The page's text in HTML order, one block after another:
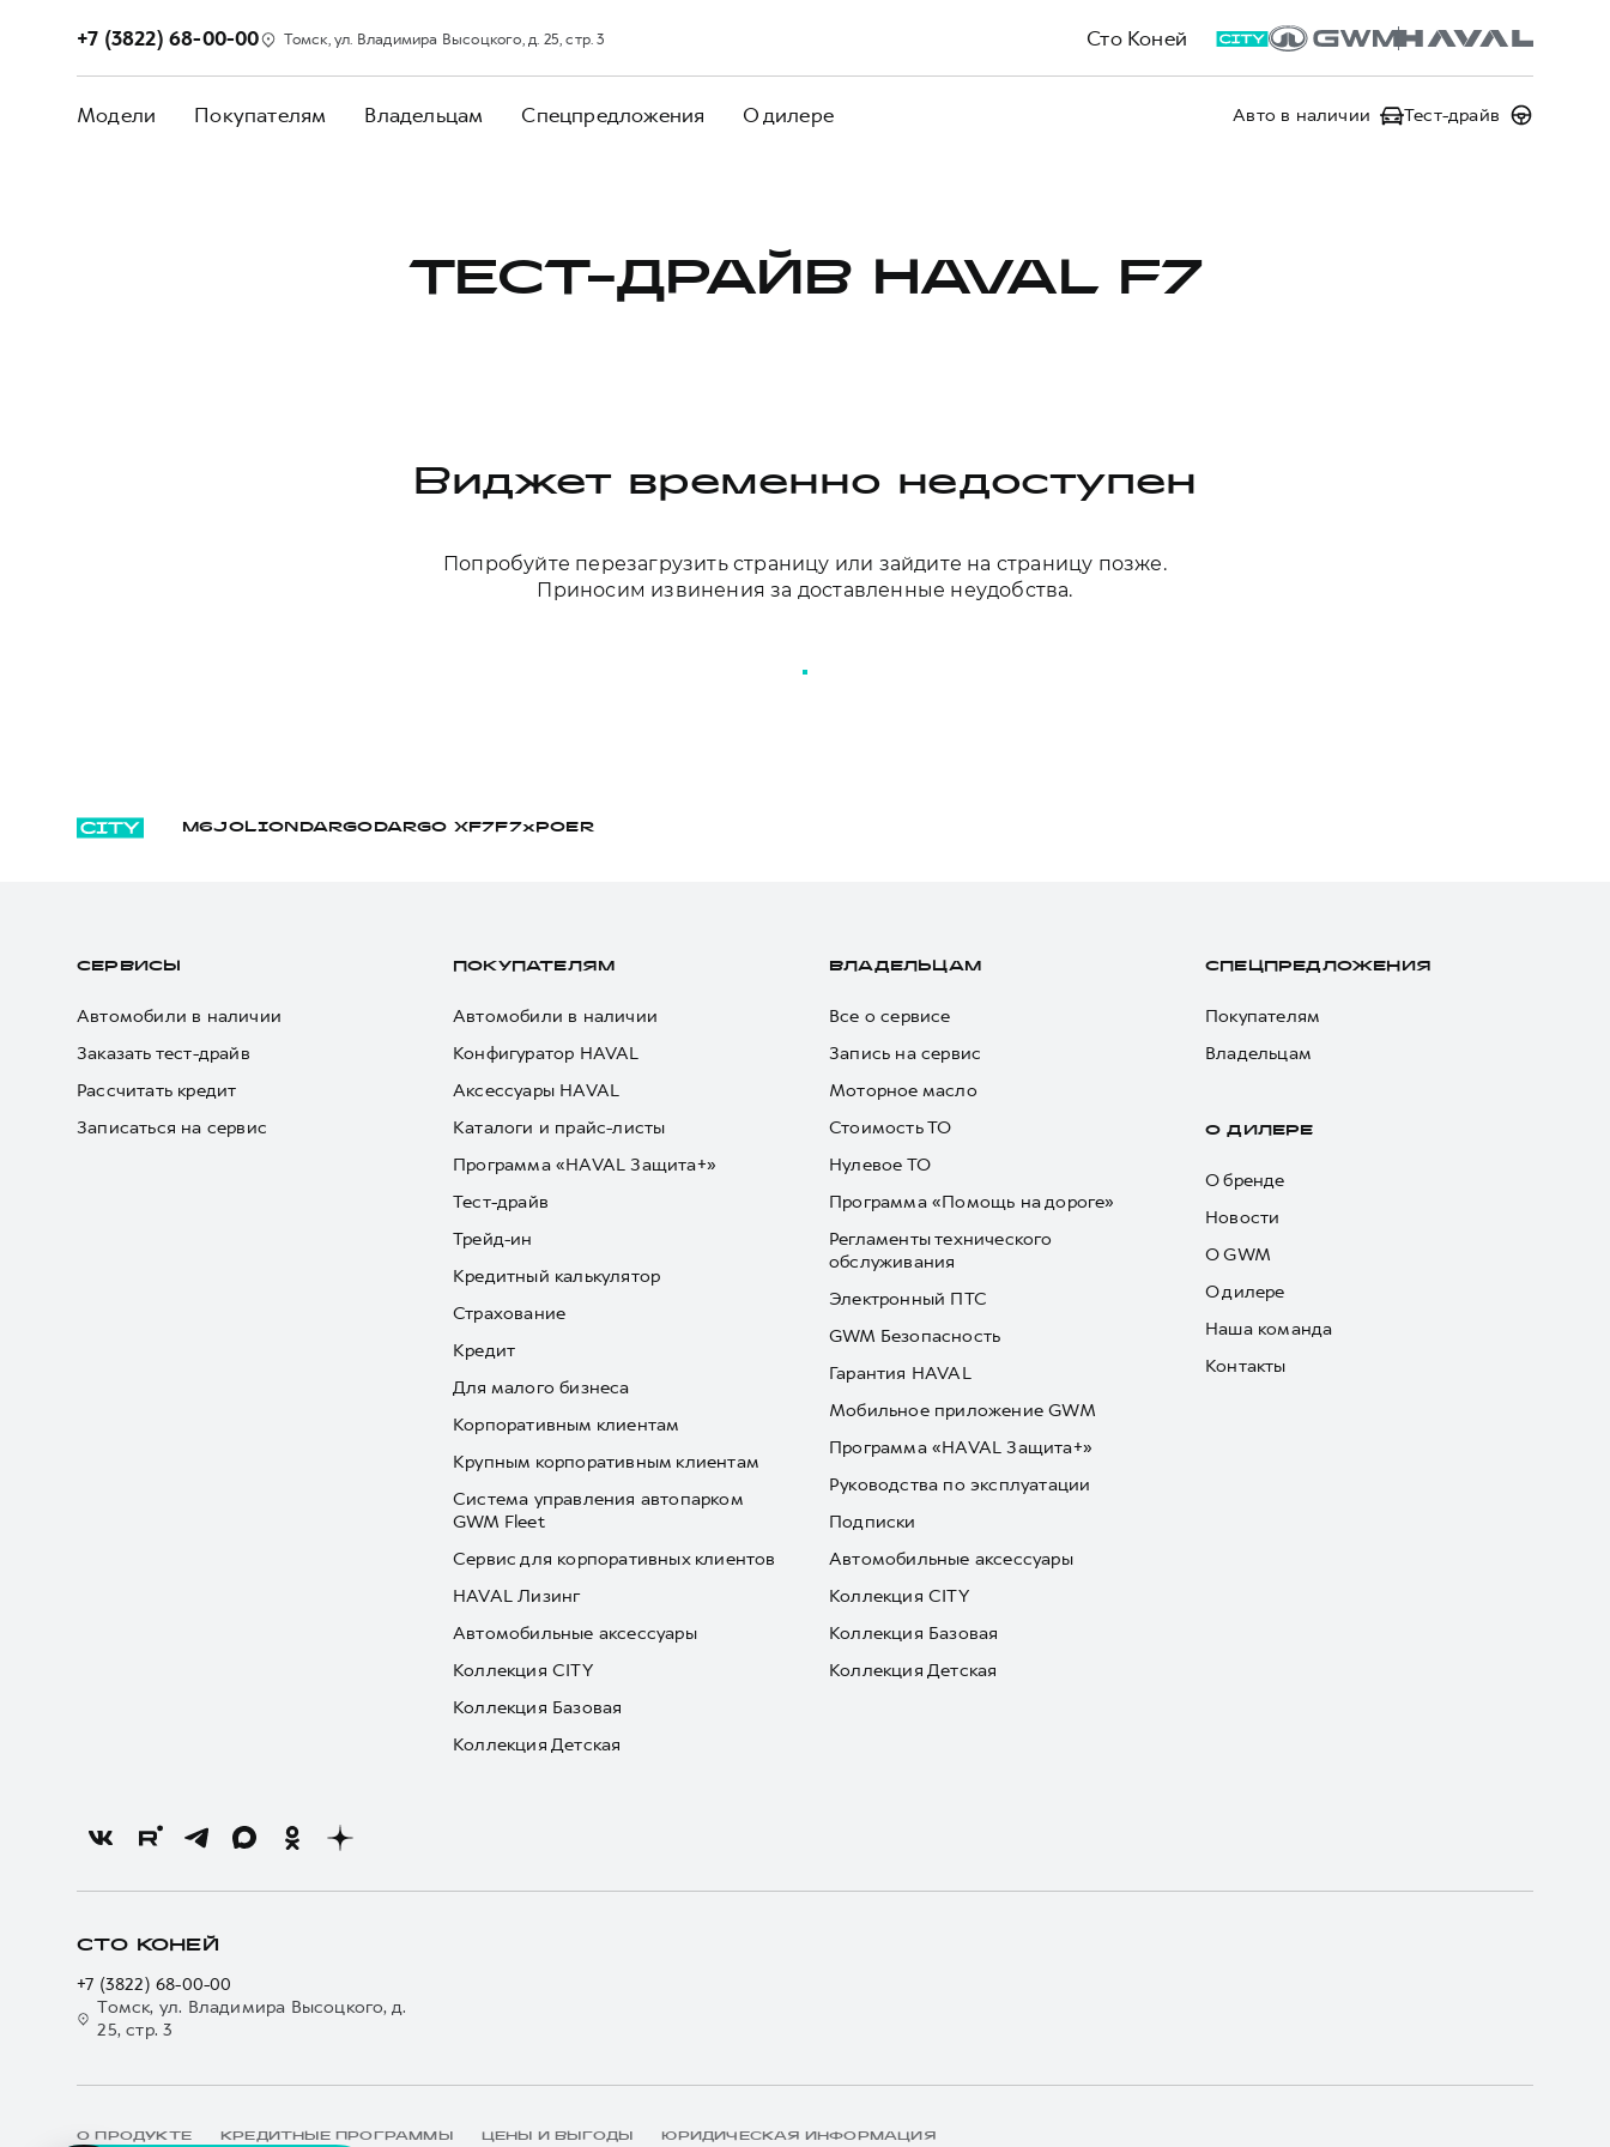
Сто Коней
+7 (3822) 68-00-00 Томск, ул. Владимира Высоцкого, д. 25, стр. 3
Модели Покупателям Владельцам Спецпредложения О дилере Авто в наличии Тест-драйв
ТЕСТ-ДРАЙВ HAVAL F7
Виджет временно недоступен
Попробуйте перезагрузить страницу или зайдите на страницу позже.
Приносим извинения за доставленные неудобства.
ПЕРЕЗАГРУЗИТЬ СТРАНИЦУ
M6JOLION DARGO DARGO Х F7 F7x POER
СЕРВИСЫ
Автомобили в наличии
Заказать тест-драйв
Рассчитать кредит
Записаться на сервис
ПОКУПАТЕЛЯМ
Автомобили в наличии
Конфигуратор HAVAL
Аксессуары HAVAL
Каталоги и прайс-листы
Программа «HAVAL Защита+»
Тест-драйв
Трейд-ин
Кредитный калькулятор
Страхование
Кредит
Для малого бизнеса
Корпоративным клиентам
Крупным корпоративным клиентам
Система управления автопарком
GWM Fleet
Сервис для корпоративных клиентов
HAVAL Лизинг
Автомобильные аксессуары
Коллекция CITY
Коллекция Базовая
Коллекция Детская
ВЛАДЕЛЬЦАМ
Все о сервисе
Запись на сервис
Моторное масло
Стоимость ТО
Нулевое ТО
Программа «Помощь на дороге»
Регламенты технического
обслуживания
Электронный ПТС
GWM Безопасность
Гарантия HAVAL
Мобильное приложение GWM
Программа «HAVAL Защита+»
Руководства по эксплуатации
Подписки
Автомобильные аксессуары
Коллекция CITY
Коллекция Базовая
Коллекция Детская
СПЕЦПРЕДЛОЖЕНИЯ
Покупателям
Владельцам
О ДИЛЕРЕ
О бренде
Новости
О GWM
О дилере
Наша команда
Контакты
СТО КОНЕЙ
+7 (3822) 68-00-00
Томск, ул. Владимира Высоцкого, д.
25, стр. 3
О ПРОДУКТЕ КРЕДИТНЫЕ ПРОГРАММЫ ЦЕНЫ И ВЫГОДЫ ЮРИДИЧЕСКАЯ ИНФОРМАЦИЯ